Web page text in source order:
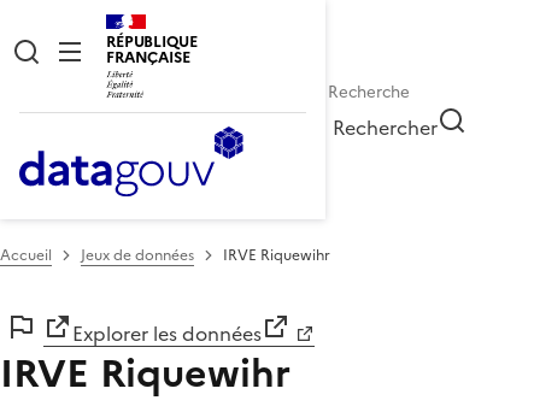
RÉPUBLIQUE
FRANÇAISE
Rechercher
Accueil Jeux de données IRVE Riquewihr
Explorer les données
IRVE Riquewihr